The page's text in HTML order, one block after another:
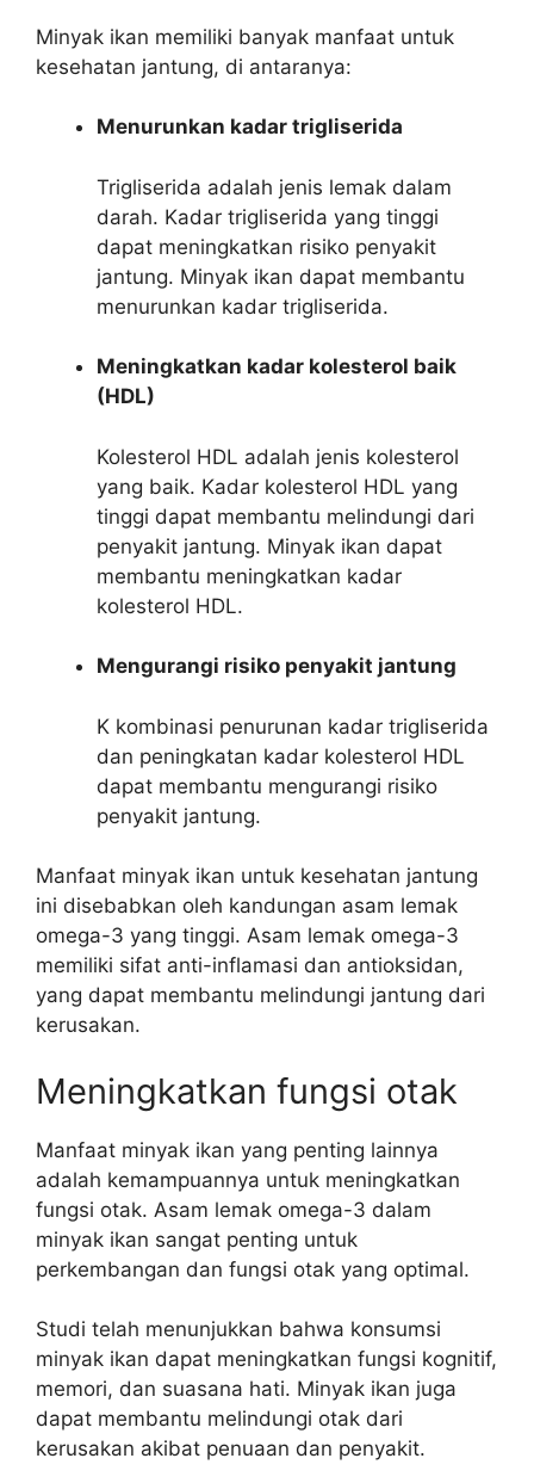
Minyak ikan memiliki banyak manfaat untuk
kesehatan jantung, di antaranya:
Menurunkan kadar trigliserida
Trigliserida adalah jenis lemak dalam
darah. Kadar trigliserida yang tinggi
dapat meningkatkan risiko penyakit
jantung. Minyak ikan dapat membantu
menurunkan kadar trigliserida.
Meningkatkan kadar kolesterol baik
(HDL)
Kolesterol HDL adalah jenis kolesterol
yang baik. Kadar kolesterol HDL yang
tinggi dapat membantu melindungi dari
penyakit jantung. Minyak ikan dapat
membantu meningkatkan kadar
kolesterol HDL.
Mengurangi risiko penyakit jantung
K kombinasi penurunan kadar trigliserida
dan peningkatan kadar kolesterol HDL
dapat membantu mengurangi risiko
penyakit jantung.
Manfaat minyak ikan untuk kesehatan jantung
ini disebabkan oleh kandungan asam lemak
omega-3 yang tinggi. Asam lemak omega-3
memiliki sifat anti-inflamasi dan antioksidan,
yang dapat membantu melindungi jantung dari
kerusakan.
Meningkatkan fungsi otak
Manfaat minyak ikan yang penting lainnya
adalah kemampuannya untuk meningkatkan
fungsi otak. Asam lemak omega-3 dalam
minyak ikan sangat penting untuk
perkembangan dan fungsi otak yang optimal.
Studi telah menunjukkan bahwa konsumsi
minyak ikan dapat meningkatkan fungsi kognitif,
memori, dan suasana hati. Minyak ikan juga
dapat membantu melindungi otak dari
kerusakan akibat penuaan dan penyakit.